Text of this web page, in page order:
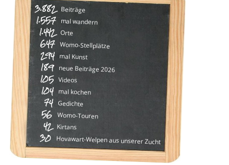
3.882 Beiträge
1.557 mal wandern
1.442 Orte
647 Womo-Stellplätze
294 mal Kunst
189 neue Beiträge 2026
105 Videos
104 mal kochen
74 Gedichte
56 Womo-Touren
42 Kirtans
30 Hovawart-Welpen aus unserer Zucht